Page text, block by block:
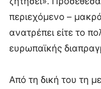
περιεχόμενο –
ανατρέπει είτε το
ευρωπαϊκής
Από τη δική του τη